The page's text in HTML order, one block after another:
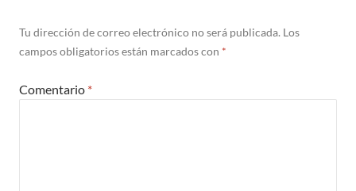
Tu dirección de correo electrónico no será publicada. Los
campos obligatorios están marcados con *
Comentario *